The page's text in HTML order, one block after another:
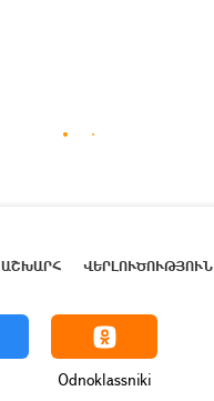
ԱՇԽԱՐՀ ՎԵՐԼՈՒԾՈՒԹՅՈՒՆ
Odnoklassniki